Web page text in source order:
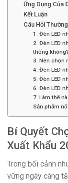
Ứng Dụng Của
Kết Luận
Câu Hỏi
1. Đèn LED
2. Đèn LED
thống không?
3. Nên chọn
4. Đèn LED
5. Đèn LED
6. Đèn LED
7. Làm thế
Sản phẩm
Bí Quyết
Xuất Khẩu
Trong bối cảnh
vững ngày càng